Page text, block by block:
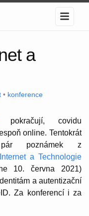
a
• konference
pokračují, covidu
online. Tentokrát
poznámek z
Internet a Technologie
10. června 2021)
a autentizační
Za konferencí i za